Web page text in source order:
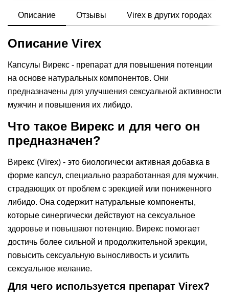
Описание Отзывы Virex в других городах
Описание Virex
Капсулы Вирекс - препарат для повышения потенции
на основе натуральных компонентов. Они
предназначены для улучшения сексуальной активности
мужчин и повышения их либидо.
Что такое Вирекс и для чего он
предназначен?
Вирекс (Virex) - это биологически активная добавка в
форме капсул, специально разработанная для мужчин,
страдающих от проблем с эрекцией или пониженного
либидо. Она содержит натуральные компоненты,
которые синергически действуют на сексуальное
здоровье и повышают потенцию. Вирекс помогает
достичь более сильной и продолжительной эрекции,
повысить сексуальную выносливость и усилить
сексуальное желание.
Для чего используется препарат Virex?